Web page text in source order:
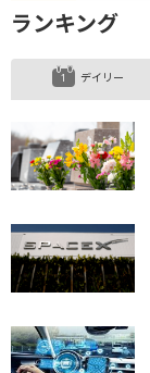
ランキング
デイリー